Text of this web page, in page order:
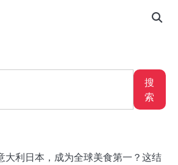
搜
索
大利日本，成为全球美食第一？这结